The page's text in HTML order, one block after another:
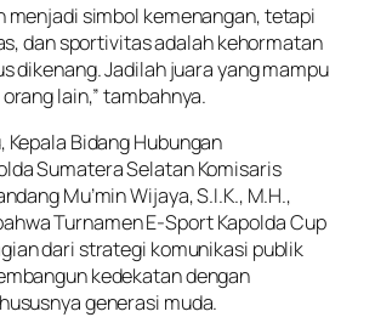
menjadi simbol kemenangan, tetapi
dan sportivitas adalah kehormatan
dikenang. Jadilah juara yang mampu
lain,” tambahnya.
Bidang Hubungan
Sumatera Selatan Komisaris
Mu’min Wijaya, S.I.K., M.H.,
Turnamen E-Sport Kapolda Cup
dari strategi komunikasi publik
kedekatan dengan
generasi muda.